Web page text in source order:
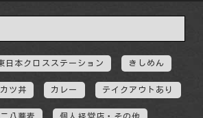
日本クロスステーション きしめん
カツ丼 カレー テイクアウトあり